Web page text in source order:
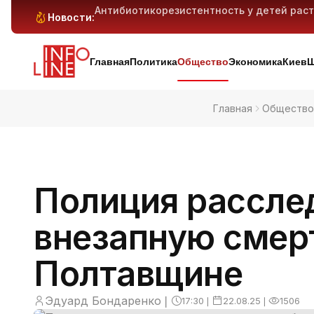
Новости:
гарантии
Антибиотикорезистентность у детей
ГлавнаяПолитикаОбществоЭкономикаКиев
Главная Общество
Полиция
внезапную
Полтавщине
Эдуард Бондаренко ❘ 17:30 ❘ 22.08.25 ❘ 1506